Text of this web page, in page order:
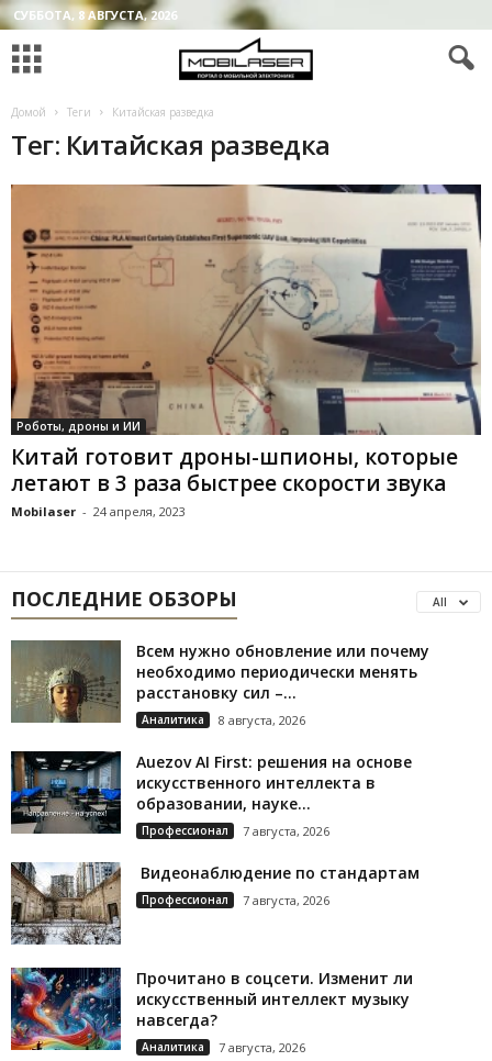
СУББОТА, 8 АВГУСТА, 2026
Домой Теги Китайская разведка
Тег: Китайская разведка
Роботы, дроны и ИИ
Китай готовит дроны-шпионы, которые
летают в 3 раза быстрее скорости звука
Mobilaser - 24 апреля, 2023
ПОСЛЕДНИЕ ОБЗОРЫ All
Всем нужно обновление или почему
необходимо периодически менять
расстановку сил –...
Аналитика 8 августа, 2026
Auezov AI First: решения на основе
искусственного интеллекта в
образовании, науке...
Профессионал 7 августа, 2026
Видеонаблюдение по стандартам
Профессионал 7 августа, 2026
Прочитано в соцсети. Изменит ли
искусственный интеллект музыку
навсегда?
Аналитика 7 августа, 2026